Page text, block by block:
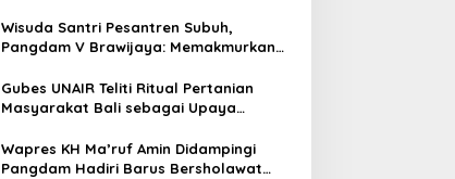
Wisuda Santri Pesantren Subuh,
Pangdam V Brawijaya: Memakmurkan
Gubes UNAIR Teliti Ritual Pertanian
Masyarakat Bali sebagai Upaya
Wapres KH Ma’ruf Amin Didampingi
Pangdam Hadiri Barus Bersholawat